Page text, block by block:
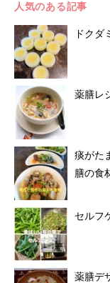
人気のある記事
ドクダ
薬膳レ
痰がた
膳の食
セルフ
薬膳デ